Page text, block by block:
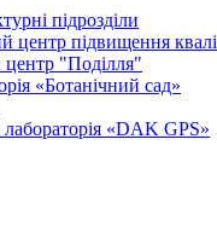
підрозділи
центр підвищення
центр "Поділля"
«Ботанічний сад»
«DAK GPS»